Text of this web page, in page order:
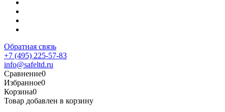
Обратная связь
+7 (495) 225-57-83
info@safeltd.ru
Сравнение0
Избранное0
Корзина0
Товар добавлен в корзину